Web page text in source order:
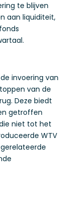
te blijven
aan liquiditeit,
invoering van
van de
Deze biedt
getroffen
niet tot het
WTV